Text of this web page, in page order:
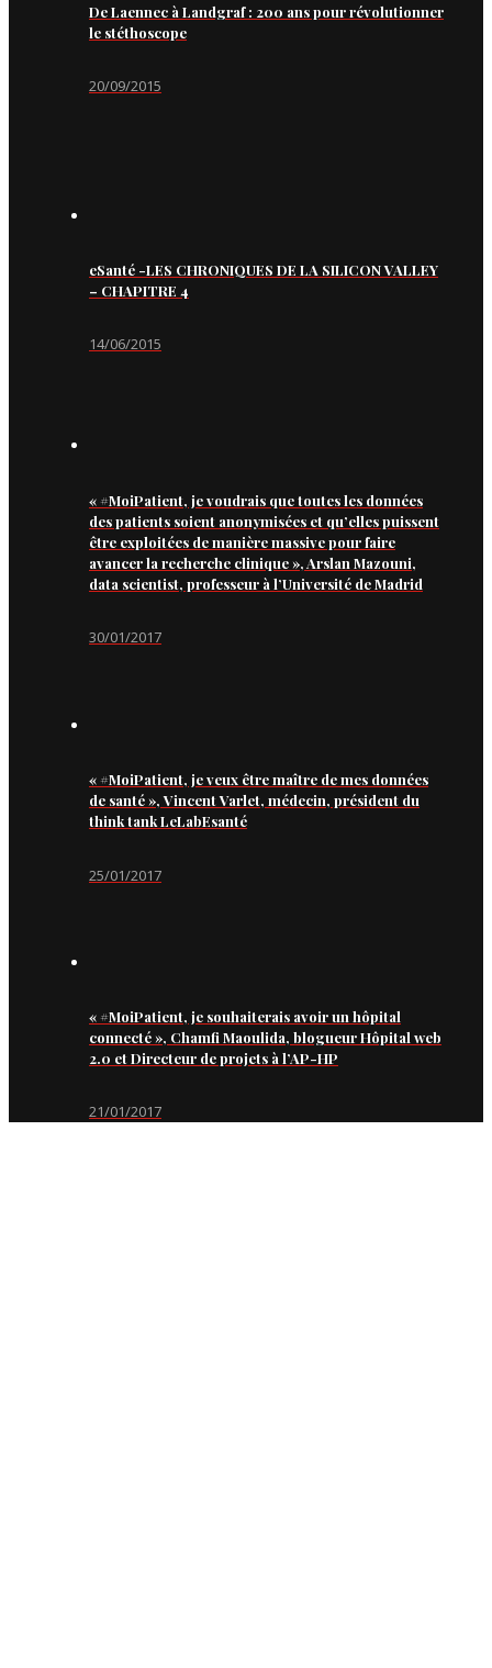
De Laennec à Landgraf : 200 ans pour révolutionner
le stéthoscope
20/09/2015
eSanté -LES CHRONIQUES DE LA SILICON VALLEY
– CHAPITRE 4
14/06/2015
« #MoiPatient, je voudrais que toutes les données
des patients soient anonymisées et qu’elles puissent
être exploitées de manière massive pour faire
avancer la recherche clinique », Arslan Mazouni,
data scientist, professeur à l’Université de Madrid
30/01/2017
« #MoiPatient, je veux être maître de mes données
de santé », Vincent Varlet, médecin, président du
think tank LeLabEsanté
25/01/2017
« #MoiPatient, je souhaiterais avoir un hôpital
connecté », Chamfi Maoulida, blogueur Hôpital web
2.0 et Directeur de projets à l’AP-HP
21/01/2017